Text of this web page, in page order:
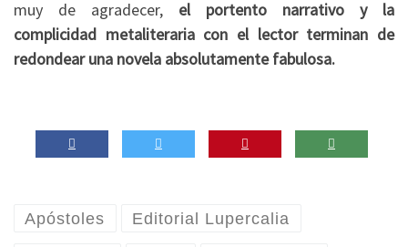
muy de agradecer, el portento narrativo y la
complicidad metaliteraria con el lector terminan de
redondear una novela absolutamente fabulosa.
Apóstoles Editorial Lupercalia